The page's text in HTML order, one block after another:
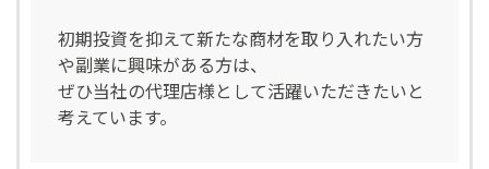
初期投資を抑えて新たな商材を取り入れたい方
や副業に興味がある方は、
ぜひ当社の代理店様として活躍いただきたいと
考えています。